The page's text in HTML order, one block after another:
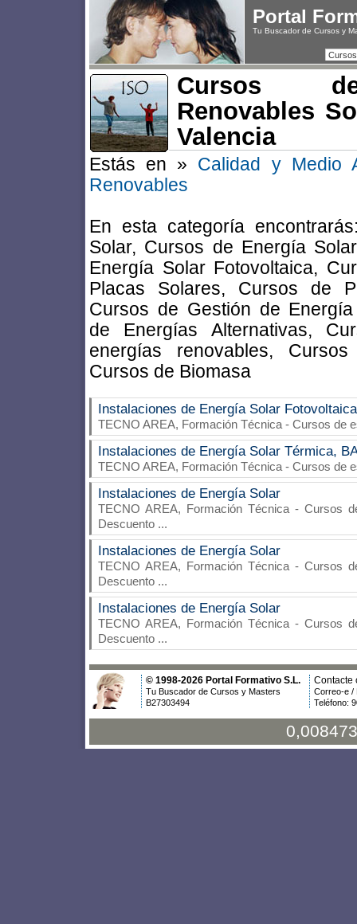
Portal
Tu Buscador de Cursos y
Cursos
Renovables
Valencia
Estás en » Calidad y Medio
Renovables
En esta categoría
Solar, Cursos de Energía
Energía Solar Fotovoltaica,
Placas Solares, Cursos de
Cursos de Gestión de
de Energías Alternativas,
energías renovables,
Cursos de Biomasa
Instalaciones de Energía Solar
TECNO AREA, Formación Técnica - Cursos de
Instalaciones de Energía Solar Térmica,
TECNO AREA, Formación Técnica - Cursos de
Instalaciones de Energía Solar
TECNO AREA, Formación Técnica - Cursos
Descuento ...
Instalaciones de Energía Solar
TECNO AREA, Formación Técnica - Cursos
Descuento ...
Instalaciones de Energía Solar
TECNO AREA, Formación Técnica - Cursos
Descuento ...
© 1998-2026 Portal Formativo S.L.
Tu Buscador de Cursos y Masters
B27303494
Contacte
Correo-e /
Teléfono: